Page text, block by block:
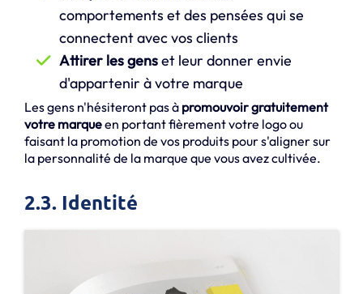
comportements et des pensées qui se
connectent avec vos clients
Attirer les genset leur donner envie
d'appartenir à votre marque
Les gens n'hésiteront pas à promouvoir gratuitement
votre marqueen portant fièrement votre logo ou
faisant la promotion de vos produits pour s'aligner sur
la personnalité de la marque que vous avez cultivée.
2.3. Identité